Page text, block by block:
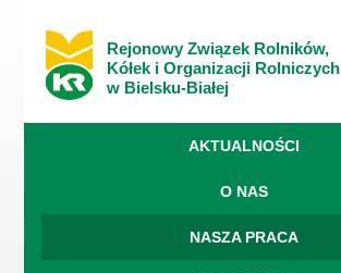
Rejonowy Związek Rolników,
Kółek i Organizacji Rolniczych
w Bielsku-Białej
AKTUALNOŚCI
O NAS
NASZA PRACA